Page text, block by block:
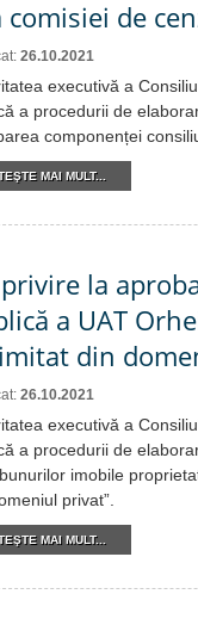
comisiei de
26.10.2021
executivă a
a procedurii de
componenței
MAI MULT...
la
a UAT
din
26.10.2021
executivă a
a procedurii de
imobile
privat”.
MAI MULT...